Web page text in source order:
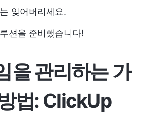
잊어버리세요.
션을 준비했습니다!
을 관리하는 가
법: ClickUp